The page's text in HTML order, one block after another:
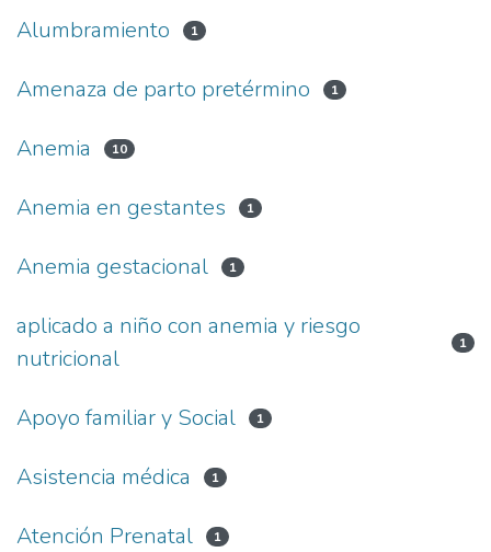
Alumbramiento 1
Amenaza de parto pretérmino 1
Anemia 10
Anemia en gestantes 1
Anemia gestacional 1
aplicado a niño con anemia y riesgo
nutricional
1
Apoyo familiar y Social 1
Asistencia médica 1
Atención Prenatal 1